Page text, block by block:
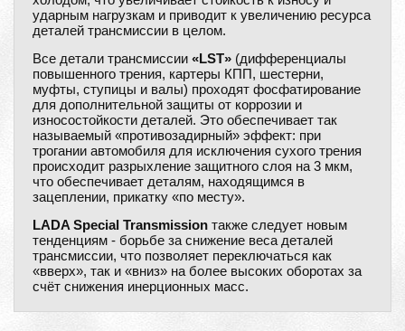
ударным нагрузкам и приводит к увеличению ресурса
деталей трансмиссии в целом.
Все детали трансмиссии «LST» (дифференциалы
повышенного трения, картеры КПП, шестерни,
муфты, ступицы и валы) проходят фосфатирование
для дополнительной защиты от коррозии и
износостойкости деталей. Это обеспечивает так
называемый «противозадирный» эффект: при
трогании автомобиля для исключения сухого трения
происходит разрыхление защитного слоя на 3 мкм,
что обеспечивает деталям, находящимся в
зацеплении, прикатку «по месту».
LADA Special Transmission также следует новым
тенденциям - борьбе за снижение веса деталей
трансмиссии, что позволяет переключаться как
«вверх», так и «вниз» на более высоких оборотах за
счёт снижения инерционных масс.